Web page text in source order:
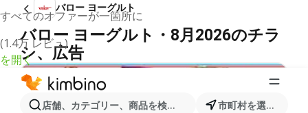
すべてのオファーが一箇所に
(1.4万 レビュ)
を開く
店舗、カテゴリー、商品を検索... 市町村を選択します
バロー ヨーグルト
バロー ヨーグルト・8月2026のチラ
シ、広告